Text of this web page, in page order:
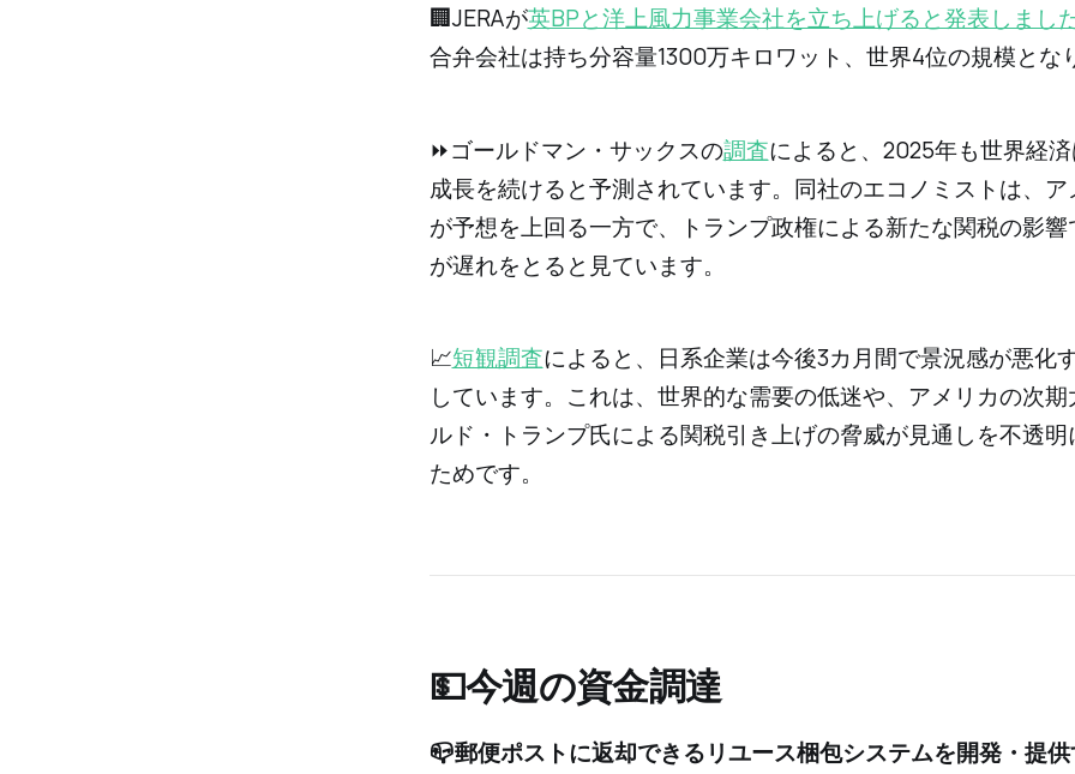
🏢JERAが英BPと洋上風力事業会社を立ち上げると発表しまし
合弁会社は持ち分容量1300万キロワット、世界4位の規模とな
⏩ゴールドマン・サックスの調査によると、2025年も世界経
成長を続けると予測されています。同社のエコノミストは、
が予想を上回る一方で、トランプ政権による新たな関税の影
が遅れをとると見ています。
📈短観調査によると、日系企業は今後3カ月間で景況感が悪化
しています。これは、世界的な需要の低迷や、アメリカの次
ルド・トランプ氏による関税引き上げの脅威が見通しを不透
ためです。
💵今週の資金調達
📪️郵便ポストに返却できるリユース梱包システムを開発・提